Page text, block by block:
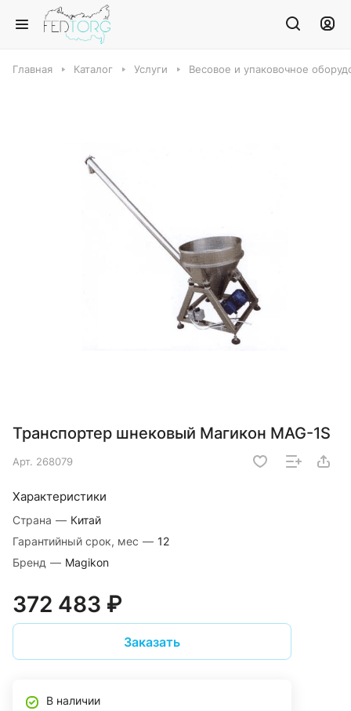
Главная Каталог Услуги Весовое и упаковочное
Транспортер шнековый Магикон MAG-1S
Арт. 268079
Характеристики
Страна — Китай
Гарантийный срок, мес — 12
Бренд — Magikon
372 483 ₽
Заказать
В наличии